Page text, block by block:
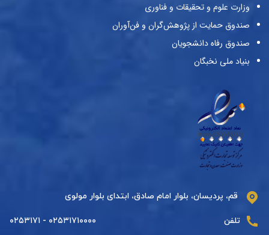
وزارت علوم و تحقیقات و فناوری
صندوق حمایت از پژوهش‌گران و فن‌آوران
صندوق رفاه دانشجویان
بنیاد ملی نخبگان
قم، پردیسان، بلوار امام صادق، ابتدای بلوار مولوی
تلفن ۰۲۵۳۱۷۱۰۰۰۰ - ۰۲۵۳۱۷۱